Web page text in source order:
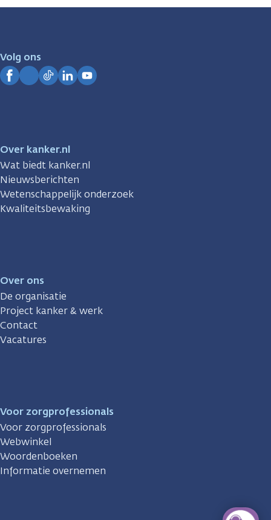
zijn
Volg ons
Over kanker.nl
Wat biedt kanker.nl
Nieuwsberichten
Wetenschappelijk onderzoek
Kwaliteitsbewaking
Over ons
De organisatie
Project kanker & werk
Contact
Vacatures
Voor zorgprofessionals
Voor zorgprofessionals
Webwinkel
Woordenboeken
Informatie overnemen